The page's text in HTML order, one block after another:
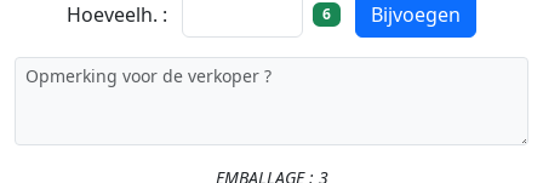
Hoeveelh. : 6 Bijvoegen
EMBALLAGE : 3